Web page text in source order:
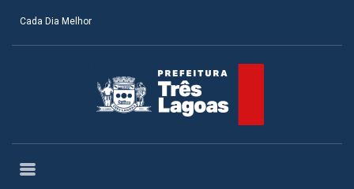
Cada Dia Melhor